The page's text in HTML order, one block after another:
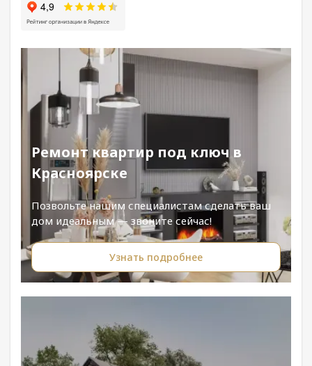
Ремонт квартир под ключ в
Красноярске
Позвольте нашим специалистам сделать ваш
дом идеальным — звоните сейчас!
Узнать подробнее